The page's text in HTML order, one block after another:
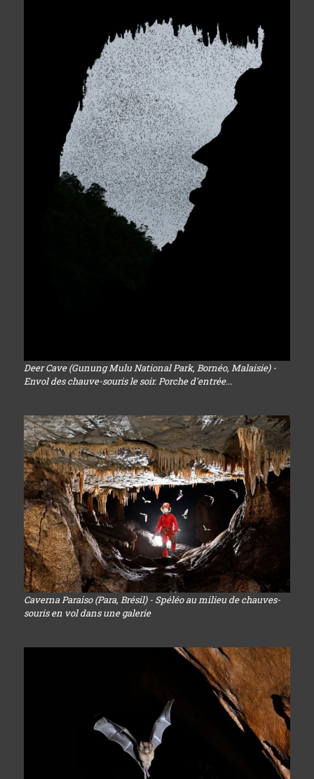
Deer Cave (Gunung Mulu National Park, Bornéo, Malaisie) -
Envol des chauve-souris le soir. Porche d'entrée...
Caverna Paraiso (Para, Brésil) - Spéléo au milieu de chauves-
souris en vol dans une galerie